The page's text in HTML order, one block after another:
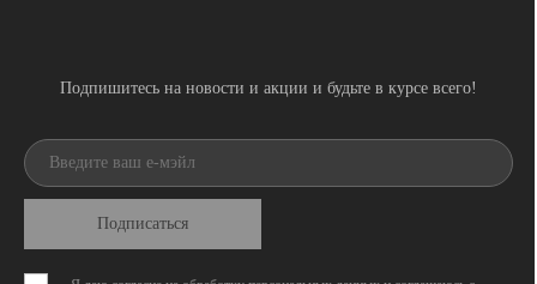
Подпишитесь на новости и акции и будьте в курсе всего!
Подписаться